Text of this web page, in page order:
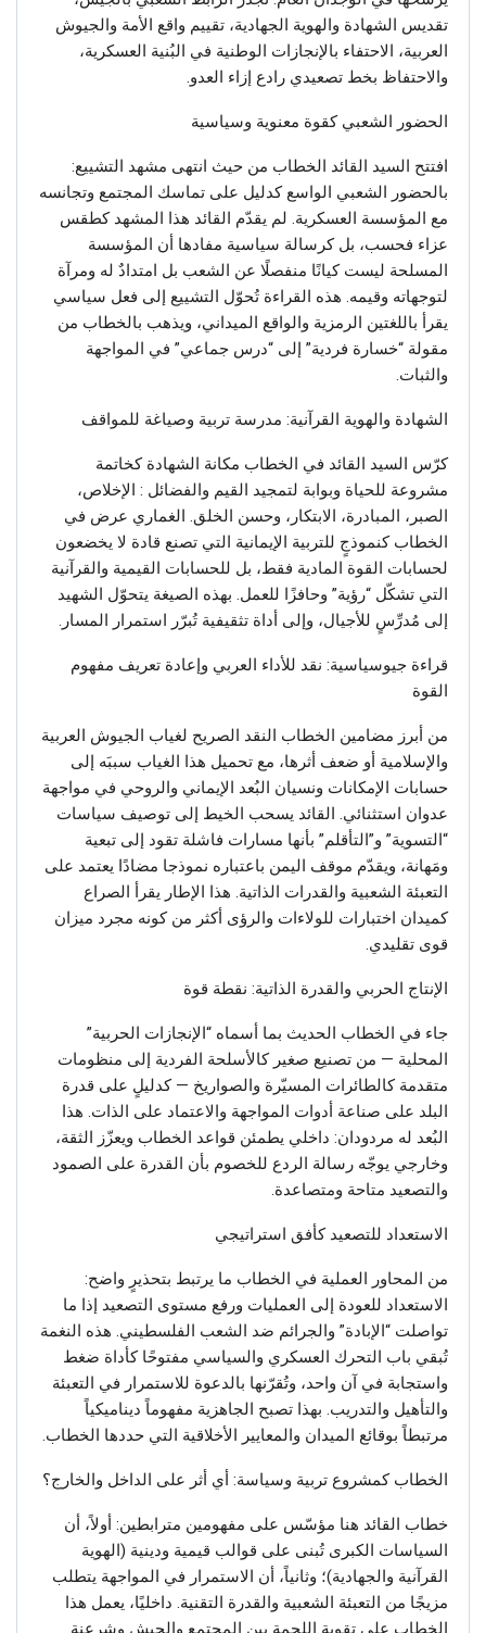
تقديس الشهادة والهوية الجهادية، تقييم واقع الأمة والجيوش
العربية، الاحتفاء بالإنجازات الوطنية في البُنية العسكرية،
والاحتفاظ بخط تصعيدي رادع إزاء العدو.
الحضور الشعبي كقوة معنوية وسياسية
افتتح السيد القائد الخطاب من حيث انتهى مشهد التشييع:
بالحضور الشعبي الواسع كدليل على تماسك المجتمع وتجانسه
مع المؤسسة العسكرية. لم يقدّم القائد هذا المشهد كطقس
عزاء فحسب، بل كرسالة سياسية مفادها أن المؤسسة
المسلحة ليست كيانًا منفصلًا عن الشعب بل امتدادٌ له ومرآة
لتوجهاته وقيمه. هذه القراءة تُحوّل التشييع إلى فعل سياسي
يقرأ باللغتين الرمزية والواقع الميداني، ويذهب بالخطاب من
مقولة “خسارة فردية” إلى “درس جماعي” في المواجهة
والثبات.
الشهادة والهوية القرآنية: مدرسة تربية وصياغة للمواقف
كرّس السيد القائد في الخطاب مكانة الشهادة كخاتمة
مشروعة للحياة وبوابة لتمجيد القيم والفضائل : الإخلاص،
الصبر، المبادرة، الابتكار، وحسن الخلق. الغماري عرض في
الخطاب كنموذجٍ للتربية الإيمانية التي تصنع قادة لا يخضعون
لحسابات القوة المادية فقط، بل للحسابات القيمية والقرآنية
التي تشكّل “رؤية” وحافزًا للعمل. بهذه الصيغة يتحوّل الشهيد
إلى مُدرِّسٍ للأجيال، وإلى أداة تثقيفية تُبرّر استمرار المسار.
قراءة جيوسياسية: نقد للأداء العربي وإعادة تعريف مفهوم
القوة
من أبرز مضامين الخطاب النقد الصريح لغياب الجيوش العربية
والإسلامية أو ضعف أثرها، مع تحميل هذا الغياب سببَه إلى
حسابات الإمكانات ونسيان البُعد الإيماني والروحي في مواجهة
عدوان استثنائي. القائد يسحب الخيط إلى توصيف سياسات
“التسوية” و”التأقلم” بأنها مسارات فاشلة تقود إلى تبعية
ومَهانة، ويقدّم موقف اليمن باعتباره نموذجا مضادًا يعتمد على
التعبئة الشعبية والقدرات الذاتية. هذا الإطار يقرأ الصراع
كميدان اختبارات للولاءات والرؤى أكثر من كونه مجرد ميزان
قوى تقليدي.
الإنتاج الحربي والقدرة الذاتية: نقطة قوة
جاء في الخطاب الحديث بما أسماه “الإنجازات الحربية”
المحلية — من تصنيع صغير كالأسلحة الفردية إلى منظومات
متقدمة كالطائرات المسيّرة والصواريخ — كدليلٍ على قدرة
البلد على صناعة أدوات المواجهة والاعتماد على الذات. هذا
البُعد له مردودان: داخلي يطمئن قواعد الخطاب ويعزّز الثقة،
وخارجي يوجّه رسالة الردع للخصوم بأن القدرة على الصمود
والتصعيد متاحة ومتصاعدة.
الاستعداد للتصعيد كأفق استراتيجي
من المحاور العملية في الخطاب ما يرتبط بتحذيرٍ واضح:
الاستعداد للعودة إلى العمليات ورفع مستوى التصعيد إذا ما
تواصلت “الإبادة” والجرائم ضد الشعب الفلسطيني. هذه النغمة
تُبقي باب التحرك العسكري والسياسي مفتوحًا كأداة ضغط
واستجابة في آن واحد، وتُقرّنها بالدعوة للاستمرار في التعبئة
والتأهيل والتدريب. بهذا تصبح الجاهزية مفهوماً ديناميكياً
مرتبطاً بوقائع الميدان والمعايير الأخلاقية التي حددها الخطاب.
الخطاب كمشروع تربية وسياسة: أي أثر على الداخل والخارج؟
خطاب القائد هنا مؤسّس على مفهومين مترابطين: أولاً، أن
السياسات الكبرى تُبنى على قوالب قيمية ودينية (الهوية
القرآنية والجهادية)؛ وثانياً، أن الاستمرار في المواجهة يتطلب
مزيجًا من التعبئة الشعبية والقدرة التقنية. داخليًا، يعمل هذا
الخطاب على تقوية اللحمة بين المجتمع والجيش وشرعنة